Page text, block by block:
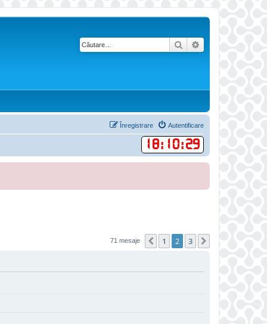
Căutare
Autentificare
Înregistrare
18: 10:30
71 mesaje Anterior
1 2 3